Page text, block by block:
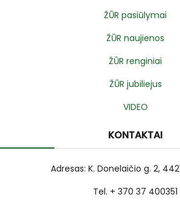
ŽŪR pasiūlymai
ŽŪR naujienos
ŽŪR renginiai
ŽŪR jubiliejus
VIDEO
KONTAKTAI
Adresas: K. Donelaičio g. 2,
Tel. + 370 37 400351